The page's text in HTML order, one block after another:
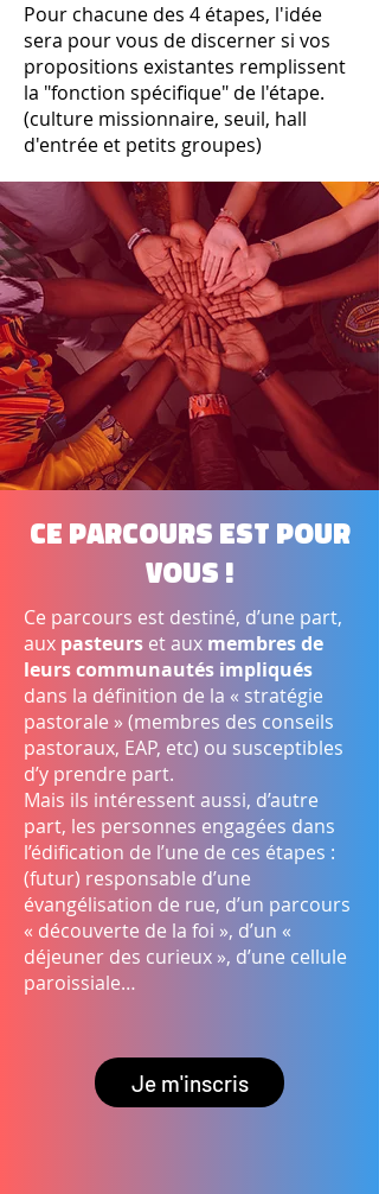
Pour chacune des 4 étapes, l'idée
sera pour vous de discerner si vos
propositions existantes remplissent
la "fonction spécifique" de l'étape.
(culture missionnaire, seuil, hall
d'entrée et petits groupes)
Ce parcours est pour
vous !
Ce parcours est destiné, d’une part,
aux pasteurs et aux membres de
leurs communautés impliqués
dans la définition de la « stratégie
pastorale » (membres des conseils
pastoraux, EAP, etc) ou susceptibles
d’y prendre part.
Mais ils intéressent aussi, d’autre
part, les personnes engagées dans
l’édification de l’une de ces étapes :
(futur) responsable d’une
évangélisation de rue, d’un parcours
« découverte de la foi », d’un «
déjeuner des curieux », d’une cellule
paroissiale…
Je m'inscris